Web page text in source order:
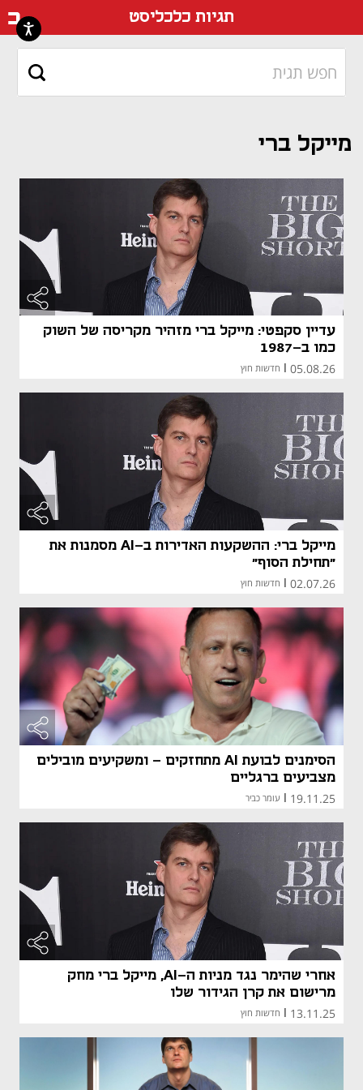
תגיות כלכליסט
מייקל ברי
עדיין סקפטי: מייקל ברי מזהיר מקריסה של השוק
כמו ב-1987
05.08.26 חדשות חוץ
מייקל ברי: ההשקעות האדירות ב-AI מסמנות את
"תחילת הסוף"
02.07.26 חדשות חוץ
הסימנים לבועת AI מתחזקים - ומשקיעים מובילים
מצביעים ברגליים
19.11.25 עומר כביר
אחרי שהימר נגד מניות ה-AI, מייקל ברי מחק
מרישום את קרן הגידור שלו
13.11.25 חדשות חוץ